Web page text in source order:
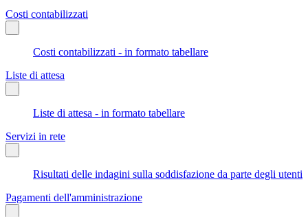
Costi contabilizzati
Costi contabilizzati - in formato tabellare
Liste di attesa
Liste di attesa - in formato tabellare
Servizi in rete
Risultati delle indagini sulla soddisfazione da parte degli utenti
Pagamenti dell'amministrazione